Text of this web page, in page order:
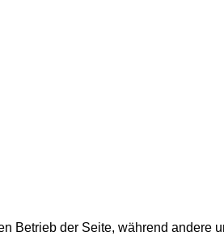
Betrieb der Seite, während andere